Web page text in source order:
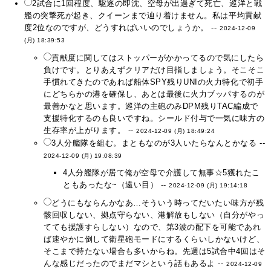
2試合に1回程度、駆逐の即沈、空母が出過ぎて死亡、巡洋と戦
艦の突撃死が起き、クイーンまで辿り着けません。私は平均貢献
度2位なのですが、どうすればいいのでしょうか。 --2024-12-09
(月) 18:39:53
貢献度に関してはストッパーがかかってるので気にしたら
負けです。とりあえずクリアだけ目指しましょう。そこそこ
手慣れてきたのであれば船体SPY残りUNIの火力特化で初手
にどちらかの港を確保し、あとは最後に火力ブッパするのが
最善かなと思います。巡洋の主砲のみDPM残りTAC編成で
支援特化するのも良いですね。シールド付与で一気に味方の
生存率が上がります。 --2024-12-09 (月) 18:49:24
3人分艦隊を組む。まともなのが3人いたらなんとかなる --
2024-12-09 (月) 19:08:39
4人分艦隊が居て俺が空母で介護して無事☆5獲れたこ
ともあったな~（遠い目） --2024-12-09 (月) 19:14:18
どうにもならんかなあ…そういう時ってだいたい味方が残
骸回収しない、拠点守らない、港解放もしない（自分がやっ
てても援護すらしない）なので、第3波の配下を可能であれ
ば速やかに倒して衛星砲モードにするくらいしかないけど、
そこまで持たない場合も多いからね。先週は5試合中4回はそ
んな感じだったのでまだマシという話もあるよ -- 2024-12-09